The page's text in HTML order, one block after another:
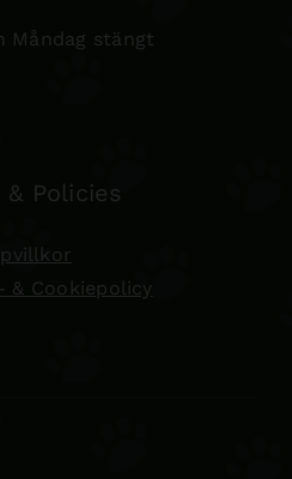
Måndag stängt
Policies
& Cookiepolicy